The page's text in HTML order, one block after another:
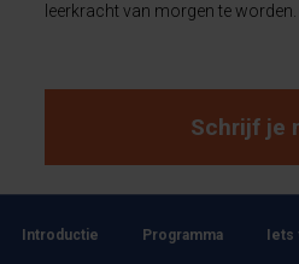
leerkracht van morgen te worden.
Schrijf je
Introductie Programma